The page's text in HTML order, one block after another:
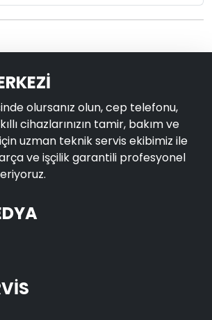
olursanız olun, cep telefonu,
cihazlarınızın tamir, bakım ve
uzman teknik servis ekibimiz ile
ve işçilik garantili profesyonel